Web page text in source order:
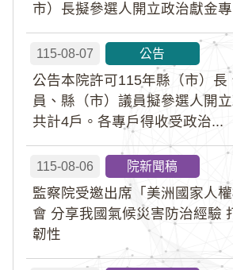
市）長擬參選人開立政治獻金
115-08-07 公告
公告本院許可115年縣（市）長
員、縣（市）議員擬參選人開
共計4戶。各專戶得收受政治...
115-08-06 院新聞稿
監察院受邀出席「美洲國家人
會 分享我國氣候災害防治經驗
韌性